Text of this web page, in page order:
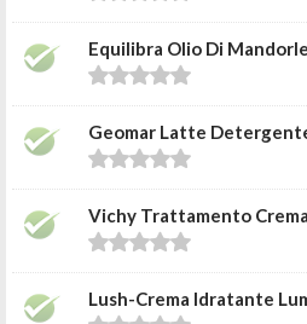
Equilibra Olio Di
Geomar Latte
Vichy Trattamento Crema
Lush-Crema Idratante